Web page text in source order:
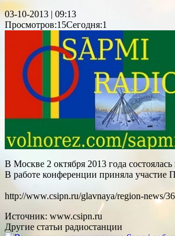
03-10-2013 | 09:13
Просмотров:15Сегодня:1
В Москве 2 октября 2013 года
В работе конференции приняла
http://www.csipn.ru/glavnaya/region-news/
Источник: www.csipn.ru
Другие статьи радиостанции